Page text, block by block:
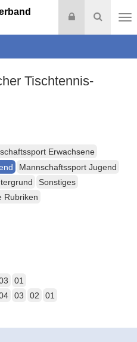
Suche
Login
Tischtennis-
Erwachsene
Mannschaftssport Jugend
Sonstiges
Rubriken
01
03 02
01